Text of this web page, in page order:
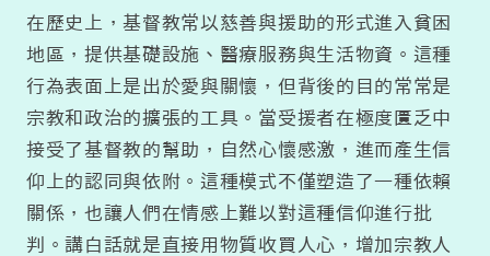
在歷史上，基督教常以慈善與援助的形式進入貧困
地區，提供基礎設施、醫療服務與生活物資。這種
行為表面上是出於愛與關懷，但背後的目的常常是
宗教和政治的擴張的工具。當受援者在極度匱乏中
接受了基督教的幫助，自然心懷感激，進而產生信
仰上的認同與依附。這種模式不僅塑造了一種依賴
關係，也讓人們在情感上難以對這種信仰進行批
判。講白話就是直接用物質收買人心，增加宗教人